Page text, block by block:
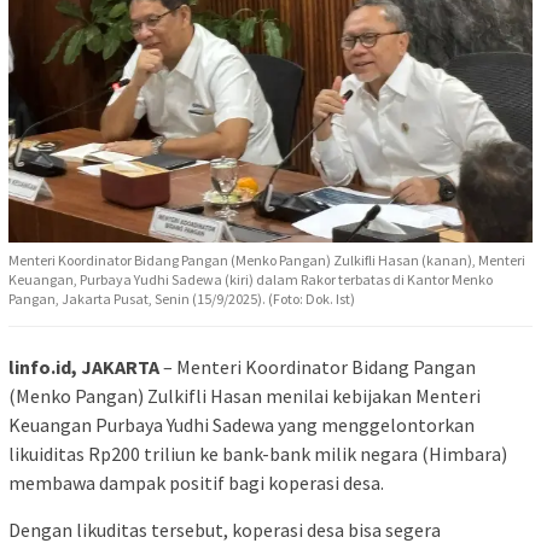
Menteri Koordinator Bidang Pangan (Menko Pangan) Zulkifli Hasan (kanan), Menteri
Keuangan, Purbaya Yudhi Sadewa (kiri) dalam Rakor terbatas di Kantor Menko
Pangan, Jakarta Pusat, Senin (15/9/2025). (Foto: Dok. Ist)
linfo.id, JAKARTA– Menteri Koordinator Bidang Pangan
(Menko Pangan) Zulkifli Hasan menilai kebijakan Menteri
Keuangan Purbaya Yudhi Sadewa yang menggelontorkan
likuiditas Rp200 triliun ke bank-bank milik negara (Himbara)
membawa dampak positif bagi koperasi desa.
Dengan likuditas tersebut, koperasi desa bisa segera